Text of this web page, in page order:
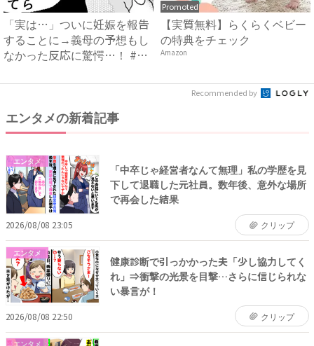
「実は…」ついに妊娠を報告
することに→義母の予想もし
なかった反応に驚愕…！ #
Promoted
【実質無料】らくらくベビー
の特典をチェック
Amazon
Recommended by
エンタメの新着記事
エンタメ
「中卒じゃ経営者なんて無理」私の学歴を見
下して退職した元社員。数年後、意外な場所
で再会した結果
2026/08/08 23:05 クリップ
エンタメ
健康診断で引っかかった夫「少し協力してく
れ」⇒衝撃の光景を目撃…さらに信じられな
い暴言が！
2026/08/08 22:50 クリップ
エンタメ